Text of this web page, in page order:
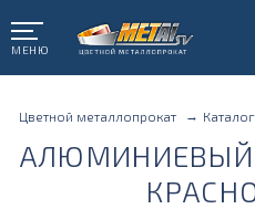
МЕНЮ
Цветной металлопрокат
АЛЮМИНИЕВЫЙ